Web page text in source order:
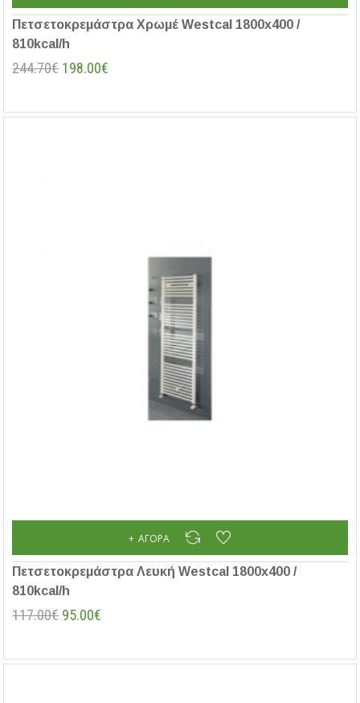
Πετσετοκρεμάστρα Χρωμέ Westcal 1800x400 /
810kcal/h
244.70€ 198.00€
Πετσετοκρεμάστρα Λευκή Westcal 1800x400 /
810kcal/h
117.00€ 95.00€
ΑΓΟΡΆ